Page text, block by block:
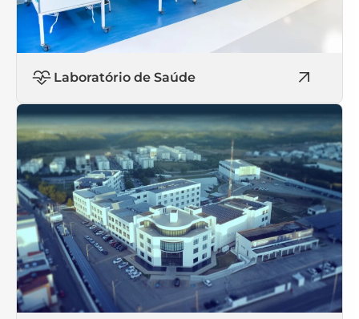
Laboratório de Saúde